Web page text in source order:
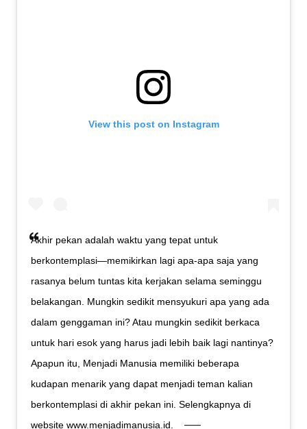
View this post on Instagram
Akhir pekan adalah waktu yang tepat untuk
berkontemplasi—memikirkan lagi apa-apa saja yang
rasanya belum tuntas kita kerjakan selama seminggu
belakangan. Mungkin sedikit mensyukuri apa yang ada
dalam genggaman ini? Atau mungkin sedikit berkaca
untuk hari esok yang harus jadi lebih baik lagi nantinya?
Apapun itu, Menjadi Manusia memiliki beberapa
kudapan menarik yang dapat menjadi teman kalian
berkontemplasi di akhir pekan ini. Selengkapnya di
website www.menjadimanusia.id.